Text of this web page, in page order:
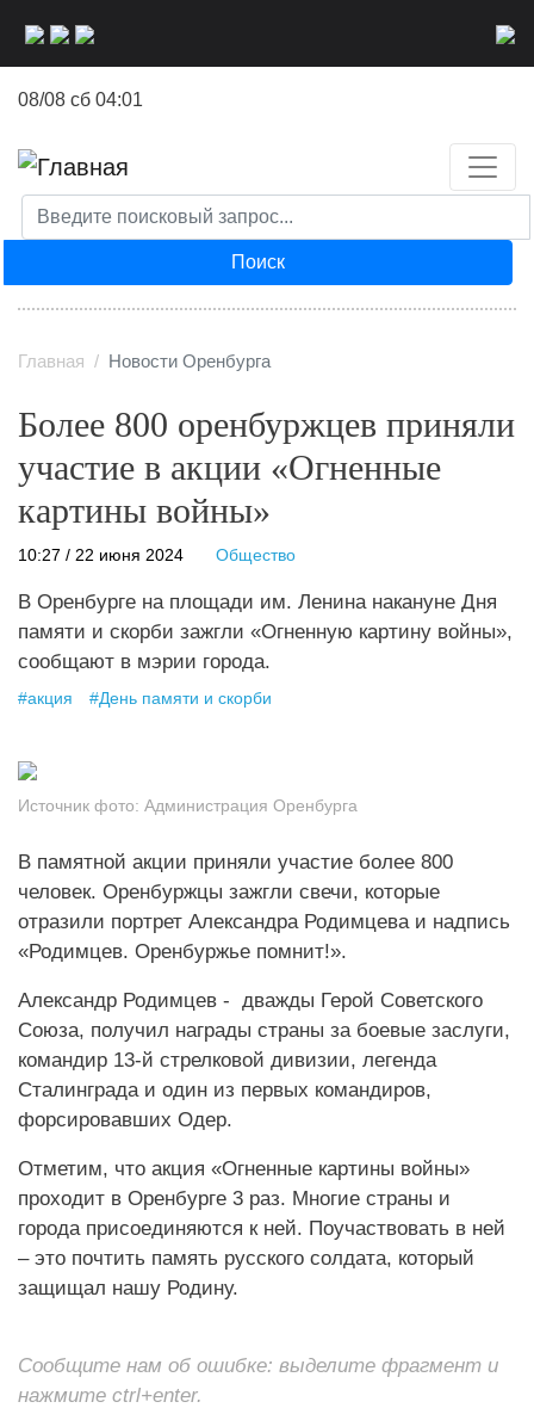
08/08 сб 04:01
Поиск
Главная Новости Оренбурга
Более 800 оренбуржцев приняли
участие в акции «Огненные
картины войны»
10:27 / 22 июня 2024 Общество
В Оренбурге на площади им. Ленина накануне Дня
памяти и скорби зажгли «Огненную картину войны»,
сообщают в мэрии города.
#акция #День памяти и скорби
Источник фото: Администрация Оренбурга
В памятной акции приняли участие более 800
человек. Оренбуржцы зажгли свечи, которые
отразили портрет Александра Родимцева и надпись
«Родимцев. Оренбуржье помнит!».
Александр Родимцев - дважды Герой Советского
Союза, получил награды страны за боевые заслуги,
командир 13-й стрелковой дивизии, легенда
Сталинграда и один из первых командиров,
форсировавших Одер.
Отметим, что акция «Огненные картины войны»
проходит в Оренбурге 3 раз. Многие страны и
города присоединяются к ней. Поучаствовать в ней
– это почтить память русского солдата, который
защищал нашу Родину.
Сообщите нам об ошибке: выделите фрагмент и
нажмите ctrl+enter.